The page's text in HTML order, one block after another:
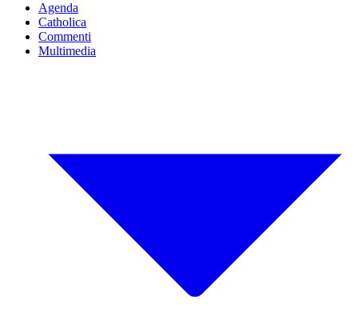
Agenda
Catholica
Commenti
Multimedia